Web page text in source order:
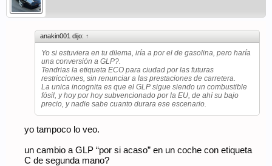
anakin001 dijo: ↑
Yo si estuviera en tu dilema, iría a por el de gasolina, pero haría
una conversión a GLP?.
Tendrias la etiqueta ECO para ciudad por las futuras
restricciones, sin renunciar a las prestaciones de carretera.
La unica incognita es que el GLP sigue siendo un combustible
fósil, y hoy por hoy subvencionado por la EU, de ahí su bajo
precio, y nadie sabe cuanto durara ese escenario.
yo tampoco lo veo.
un cambio a GLP “por si acaso” en un coche con etiqueta
C de segunda mano?